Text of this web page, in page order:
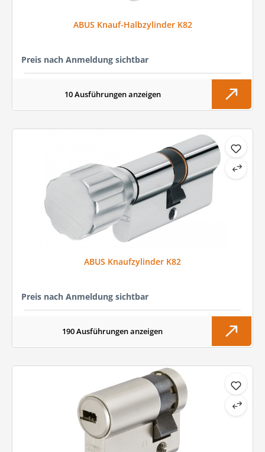
ABUS Knauf-Halbzylinder K82
Preis nach Anmeldung sichtbar
10 Ausführungen anzeigen
ABUS Knaufzylinder K82
Preis nach Anmeldung sichtbar
190 Ausführungen anzeigen